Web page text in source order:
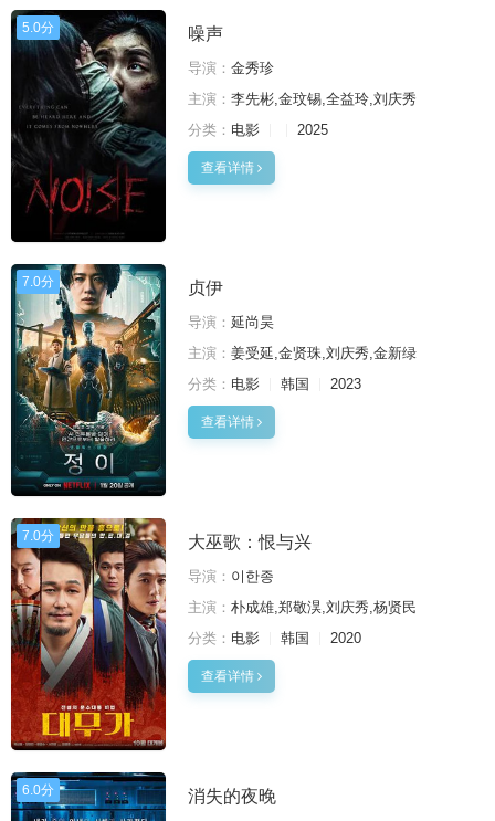
5.0分 噪声
导演： 金秀珍
主演： 李先彬,金玟锡,全益玲,刘庆秀
分类： 电影 2025
查看详情
7.0分 贞伊
导演： 延尚昊
主演： 姜受延,金贤珠,刘庆秀,金新绿
分类： 电影 韩国 2023
查看详情
7.0分 大巫歌：恨与兴
导演： 이한종
主演： 朴成雄,郑敬淏,刘庆秀,杨贤民
分类： 电影 韩国 2020
查看详情
6.0分 消失的夜晚